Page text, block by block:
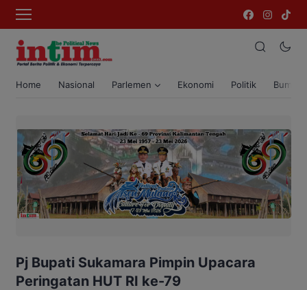
Home Nasional Parlemen Ekonomi Politik Bumi
Pj Bupati Sukamara Pimpin Upacara
Peringatan HUT RI ke-79